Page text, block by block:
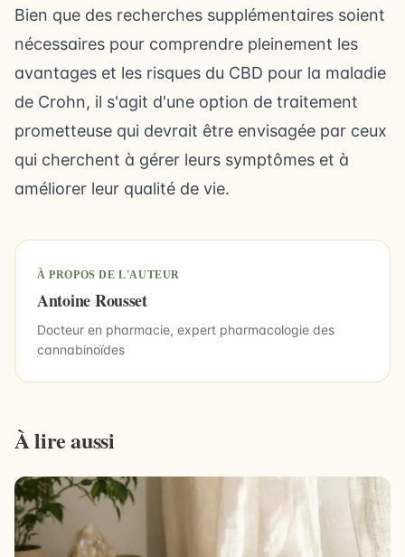
Bien que des recherches supplémentaires soient
nécessaires pour comprendre pleinement les
avantages et les risques du CBD pour la maladie
de Crohn, il s'agit d'une option de traitement
prometteuse qui devrait être envisagée par ceux
qui cherchent à gérer leurs symptômes et à
améliorer leur qualité de vie.
À PROPOS DE L'AUTEUR
Antoine Rousset
Docteur en pharmacie, expert pharmacologie des
cannabinoïdes
À lire aussi